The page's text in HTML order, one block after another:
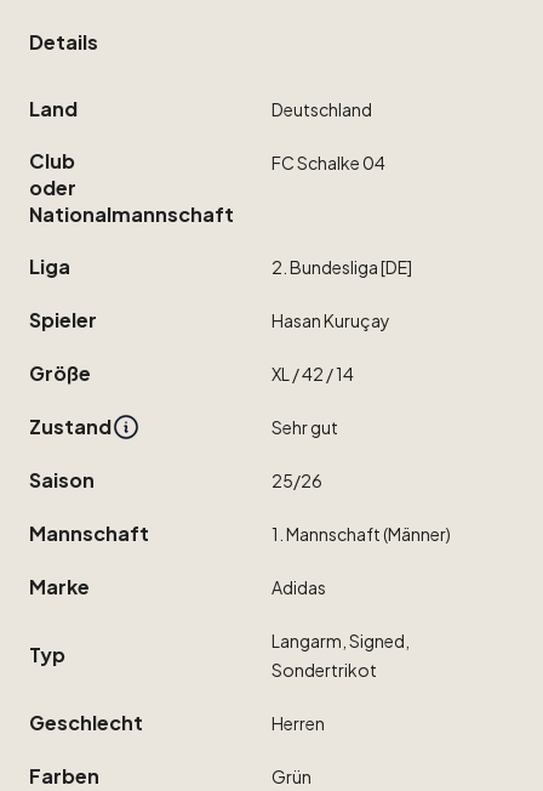
Details
Land Deutschland
Club
oder
Nationalmannschaft
FCSchalke04
Liga 2. Bundesliga[DE]
Spieler HasanKuruçay
Größe XL ​/​42 ​/​14
Zustand Sehrgut
Saison 25​/​26
Mannschaft 1. Mannschaft(Männer)
Marke Adidas
Typ
Langarm, Signed,
Sondertrikot
Geschlecht Herren
Farben Grün